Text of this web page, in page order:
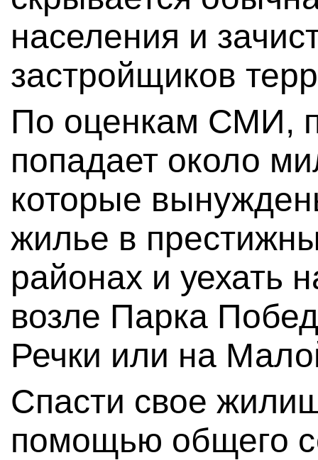
населения и
застройщиков
По оценкам СМИ,
попадает около
которые
жилье в
районах и уехать
возле Парка
Речки или на
Спасти свое
помощью общего